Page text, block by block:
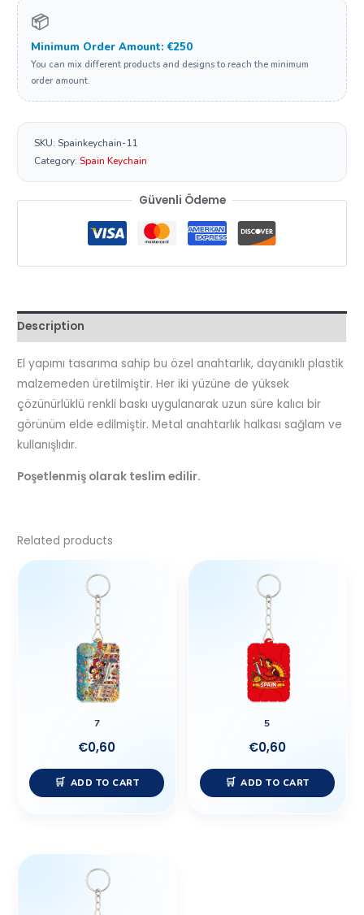
📦
Minimum Order Amount: €250
You can mix different products and designs to reach the minimum
order amount.
SKU:Spainkeychain-11
Category:Spain Keychain
Güvenli Ödeme
Description
El yapımı tasarıma sahip bu özel anahtarlık, dayanıklı plastik
malzemeden üretilmiştir. Her iki yüzüne de yüksek
çözünürlüklü renkli baskı uygulanarak uzun süre kalıcı bir
görünüm elde edilmiştir. Metal anahtarlık halkası sağlam ve
kullanışlıdır.
Poşetlenmiş olarak teslim edilir.
Related products
7
€0,60
ADD TO CART
5
€0,60
ADD TO CART